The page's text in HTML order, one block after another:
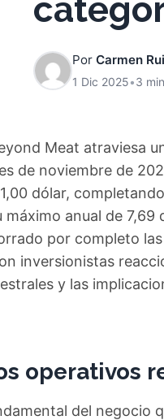
Por Carmen
1 Dic 2025•3
Meat atraviesa
de noviembre de
dólar,
máximo anual de
por completo
inversionistas
y las
operativos
del negocio